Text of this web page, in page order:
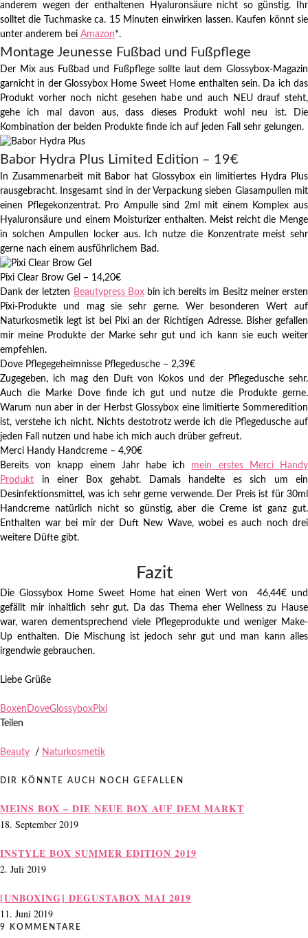
anderem wegen der enthaltenen Hyaluronsäure nicht so günstig. Ihr
solltet die Tuchmaske ca. 15 Minuten einwirken lassen. Kaufen könnt sie
unter anderem bei Amazon*.
Montage Jeunesse Fußbad und Fußpflege
Der Mix aus Fußbad und Fußpflege sollte laut dem Glossybox-Magazin
garnicht in der Glossybox Home Sweet Home enthalten sein. Da ich das
Produkt vorher noch nicht gesehen habe und auch NEU drauf steht,
gehe ich mal davon aus, dass dieses Produkt wohl neu ist. Die
Kombination der beiden Produkte finde ich auf jeden Fall sehr gelungen.
Babor Hydra Plus Limited Edition – 19€
In Zusammenarbeit mit Babor hat Glossybox ein limitiertes Hydra Plus
rausgebracht. Insgesamt sind in der Verpackung sieben Glasampullen mit
einen Pflegekonzentrat. Pro Ampulle sind 2ml mit einem Komplex aus
Hyaluronsäure und einem Moisturizer enthalten. Meist reicht die Menge
in solchen Ampullen locker aus. Ich nutze die Konzentrate meist sehr
gerne nach einem ausführlichem Bad.
Pixi Clear Brow Gel – 14,20€
Dank der letzten Beautypress Boxbin ich bereits im Besitz meiner ersten
Pixi-Produkte und mag sie sehr gerne. Wer besonderen Wert auf
Naturkosmetik legt ist bei Pixi an der Richtigen Adresse. Bisher gefallen
mir meine Produkte der Marke sehr gut und ich kann sie euch weiter
empfehlen.
Dove Pflegegeheimnisse Pflegedusche – 2,39€
Zugegeben, ich mag den Duft von Kokos und der Pflegedusche sehr.
Auch die Marke Dove finde ich gut und nutze die Produkte gerne.
Warum nun aber in der Herbst Glossybox eine limitierte Sommeredition
ist, verstehe ich nicht. Nichts destotrotz werde ich die Pflegedusche auf
jeden Fall nutzen und habe ich mich auch drüber gefreut.
Merci Handy Handcreme – 4,90€
Bereits von knapp einem Jahr habe ich mein erstes Merci Handy
Produkt in einer Box gehabt. Damals handelte es sich um ein
Desinfektionsmittel, was ich sehr gerne verwende. Der Preis ist für 30ml
Handcreme natürlich nicht so günstig, aber die Creme ist ganz gut.
Enthalten war bei mir der Duft New Wave, wobei es auch noch drei
weitere Düfte gibt.
Fazit
Die Glossybox Home Sweet Home hat einen Wert von 46,44€ und
gefällt mir inhaltlich sehr gut. Da das Thema eher Wellness zu Hause
war, waren dementsprechend viele Pflegeprodukte und weniger Make-
Up enthalten. Die Mischung ist jedoch sehr gut und man kann alles
irgendwie gebrauchen.
Liebe Grüße
Boxen DoveGlossyboxPixi
Teilen
Beauty / Naturkosmetik
DIR KÖNNTE AUCH NOCH GEFALLEN
MEINS BOX – DIE NEUE BOX AUF DEM MARKT
18. September 2019
INSTYLE BOX SUMMER EDITION 2019
2. Juli 2019
[UNBOXING] DEGUSTABOX MAI 2019
11. Juni 2019
9 KOMMENTARE